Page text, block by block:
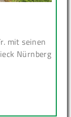
mit seinen
Nürnberg